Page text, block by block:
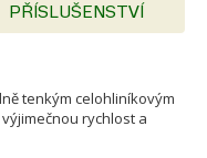
PŘÍSLUŠENSTVÍ
tenkým celohliníkovým
rychlost a